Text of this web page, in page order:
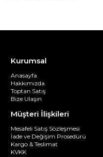
Kurumsal
Anasayfa
Hakkımızda
Toptan Satış
Bize Ulaşın
Müşteri İlişkileri
Mesafeli Satış Sözleşmesi
İade ve Değişim Prosedürü
Kargo & Teslimat
KVKK